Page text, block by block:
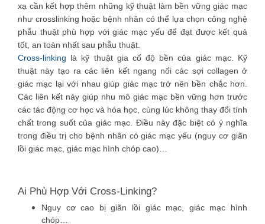
xạ cần kết hợp thêm những kỹ thuật làm bền vững giác mạc
như crosslinking hoặc bệnh nhân có thể lựa chọn công nghệ
phẫu thuật phù hợp với giác mạc yếu để đạt được kết quả
tốt, an toàn nhất sau phẫu thuật.
Cross-linking là kỹ thuật gia cố độ bền của giác mạc. Kỹ
thuật này tạo ra các liên kết ngang nối các sợi collagen ở
giác mạc lại với nhau giúp giác mạc trở nên bền chắc hơn.
Các liên kết này giúp nhu mô giác mạc bền vững hơn trước
các tác động cơ học và hóa học, cùng lúc không thay đổi tính
chất trong suốt của giác mạc. Điều này đặc biệt có ý nghĩa
trong điều trị cho bệnh nhân có giác mạc yếu (nguy cơ giãn
lồi giác mạc, giác mạc hình chóp cao)…
Ai Phù Hợp Với Cross-Linking?
Nguy cơ cao bị giãn lồi giác mạc, giác mạc hình
chóp…